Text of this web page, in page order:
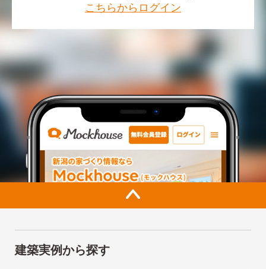
こちらからログイン
建築実例から探す